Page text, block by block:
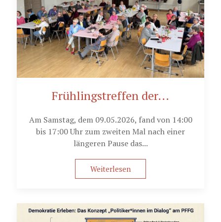
Frühlingstreffen der...
Am Samstag, dem 09.05.2026, fand von 14:00
bis 17:00 Uhr zum zweiten Mal nach einer
längeren Pause das...
Weiterlesen